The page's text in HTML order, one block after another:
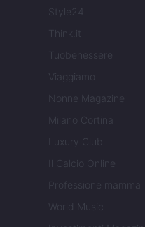
Style24
Think.it
Tuobenessere
Viaggiamo
Nonne Magazine
Milano Cortina
Luxury Club
Il Calcio Online
Professione mamma
World Music